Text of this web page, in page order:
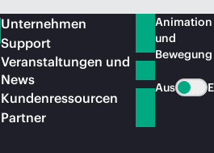
Unternehmen
Support
Veranstaltungen und
News
Kundenressourcen
Partner
Animation
und
Bewegung
Aus